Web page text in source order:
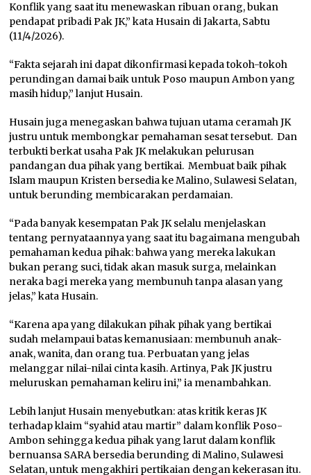
Konflik yang saat itu menewaskan ribuan orang, bukan
pendapat pribadi Pak JK,” kata Husain di Jakarta, Sabtu
(11/4/2026).
“Fakta sejarah ini dapat dikonfirmasi kepada tokoh-tokoh
perundingan damai baik untuk Poso maupun Ambon yang
masih hidup,” lanjut Husain.
Husain juga menegaskan bahwa tujuan utama ceramah JK
justru untuk membongkar pemahaman sesat tersebut. Dan
terbukti berkat usaha Pak JK melakukan pelurusan
pandangan dua pihak yang bertikai. Membuat baik pihak
Islam maupun Kristen bersedia ke Malino, Sulawesi Selatan,
untuk berunding membicarakan perdamaian.
“Pada banyak kesempatan Pak JK selalu menjelaskan
tentang pernyataannya yang saat itu bagaimana mengubah
pemahaman kedua pihak: bahwa yang mereka lakukan
bukan perang suci, tidak akan masuk surga, melainkan
neraka bagi mereka yang membunuh tanpa alasan yang
jelas,” kata Husain.
“Karena apa yang dilakukan pihak pihak yang bertikai
sudah melampaui batas kemanusiaan: membunuh anak-
anak, wanita, dan orang tua. Perbuatan yang jelas
melanggar nilai-nilai cinta kasih. Artinya, Pak JK justru
meluruskan pemahaman keliru ini,” ia menambahkan.
Lebih lanjut Husain menyebutkan: atas kritik keras JK
terhadap klaim “syahid atau martir” dalam konflik Poso-
Ambon sehingga kedua pihak yang larut dalam konflik
bernuansa SARA bersedia berunding di Malino, Sulawesi
Selatan, untuk mengakhiri pertikaian dengan kekerasan itu.